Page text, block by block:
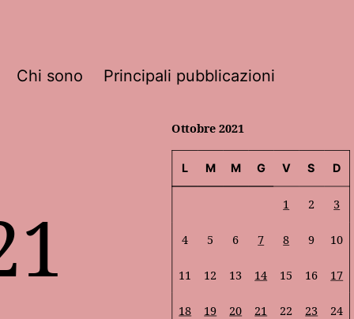
Chi sono Principali pubblicazioni
Ottobre 2021
L M M G V S D
1 2 3
4 5 6 7 8 9 10
11 12 13 14 15 16 17
18 19 20 21 22 23 24